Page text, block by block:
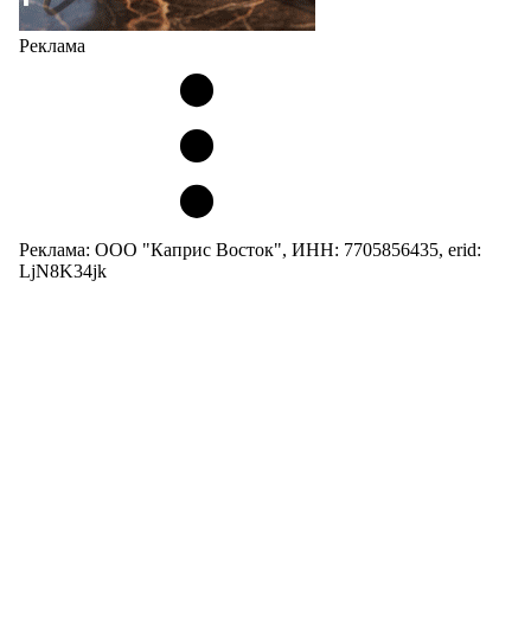
Реклама
Реклама: ООО "Каприс Восток", ИНН: 7705856435, erid:
LjN8K34jk